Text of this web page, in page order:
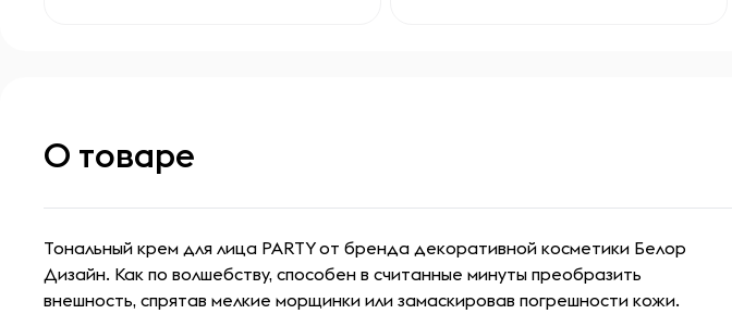
О товаре
Тональный крем для лица PARTY от бренда декоративной косметики Белор
Дизайн. Как по волшебству, способен в считанные минуты преобразить
внешность, спрятав мелкие морщинки или замаскировав погрешности кожи.